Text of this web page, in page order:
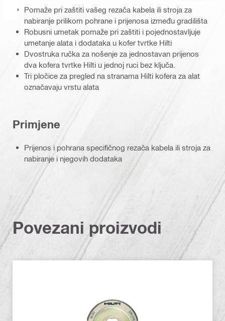
Pomaže pri zaštiti vašeg rezača kabela ili stroja za
nabiranje prilikom pohrane i prijenosa između gradilišta
Robusni umetak pomaže pri zaštiti i pojednostavljuje
umetanje alata i dodataka u kofer tvrtke Hilti
Dvostruka ručka za nošenje za jednostavan prijenos
dva kofera tvrtke Hilti u jednoj ruci bez ključa.
Tri pločice za pregled na stranama Hilti kofera za alat
označavaju vrstu alata
Primjene
Prijenos i pohrana specifičnog rezača kabela ili stroja za
nabiranje i njegovih dodataka
Povezani proizvodi